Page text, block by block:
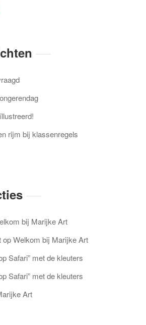
rijm bij klassenregels
bij Marijke Art
opWelkom bij Marijke Art
Safari” met de kleuters
Safari” met de kleuters
Art